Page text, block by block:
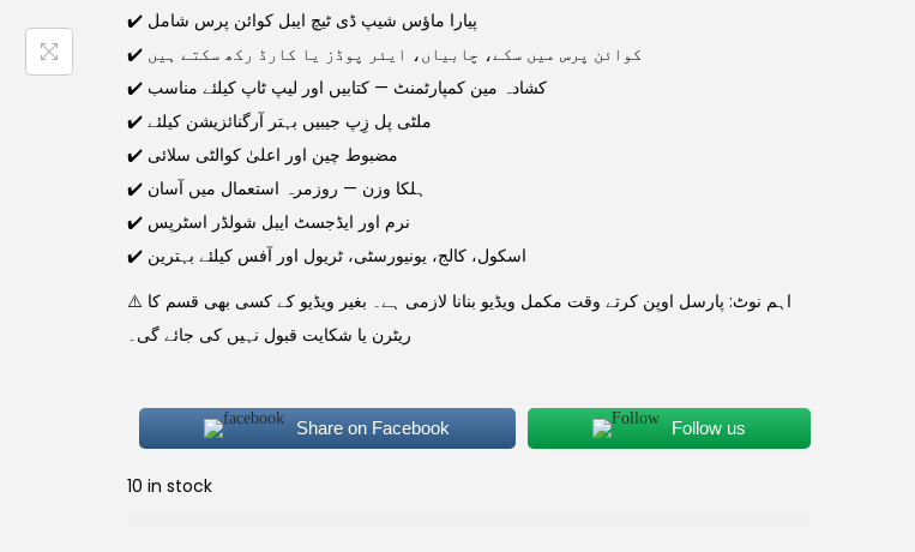
✔️ پیارا ماؤس شیپ ڈی ٹیچ ایبل کوائن پرس شامل
✔️ کوائن پرس میں سکے، چابیاں، ایئر پوڈز یا کارڈ رکھ سکتے ہیں
✔️ کشادہ مین کمپارٹمنٹ — کتابیں اور لیپ ٹاپ کیلئے مناسب
✔️ ملٹی پل زِپ جیبیں بہتر آرگنائزیشن کیلئے
✔️ مضبوط چین اور اعلیٰ کوالٹی سلائی
✔️ ہلکا وزن — روزمرہ استعمال میں آسان
✔️ نرم اور ایڈجسٹ ایبل شولڈر اسٹرپس
✔️ اسکول، کالج، یونیورسٹی، ٹریول اور آفس کیلئے بہترین
⚠️ اہم نوٹ: پارسل اوپن کرتے وقت مکمل ویڈیو بنانا لازمی ہے۔ بغیر ویڈیو کے کسی بھی قسم کا
ریٹرن یا شکایت قبول نہیں کی جائے گی۔
Share on Facebook Follow us
10 in stock